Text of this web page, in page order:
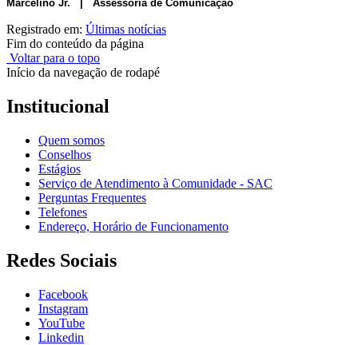
Marcelino Jr. | Assessoria de Comunicação
Registrado em: Últimas notícias
Fim do conteúdo da página
Voltar para o topo
Início da navegação de rodapé
Institucional
Quem somos
Conselhos
Estágios
Serviço de Atendimento à Comunidade - SAC
Perguntas Frequentes
Telefones
Endereço, Horário de Funcionamento
Redes Sociais
Facebook
Instagram
YouTube
Linkedin